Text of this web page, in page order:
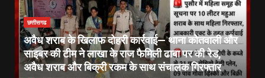
छत्तीसगढ
अवैध शराब के खिलाफ दोहरी कार्रवाई— थाना कोतवाली और
साइबर की टीम ने लाखा के राज फैमिली ढाबा पर की रेड,
अवैध शराब और बिक्री रकम के साथ संचालक गिरफ्तार